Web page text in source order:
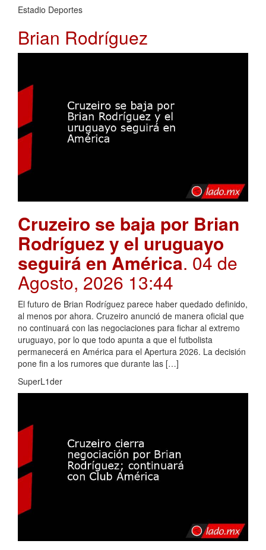
Estadio Deportes
Brian Rodríguez
Cruzeiro se baja por Brian
Rodríguez y el uruguayo
seguirá en América. 04 de
Agosto, 2026 13:44
El futuro de Brian Rodríguez parece haber quedado definido,
al menos por ahora. Cruzeiro anunció de manera oficial que
no continuará con las negociaciones para fichar al extremo
uruguayo, por lo que todo apunta a que el futbolista
permanecerá en América para el Apertura 2026. La decisión
pone fin a los rumores que durante las […]
SuperL1der